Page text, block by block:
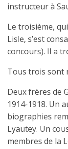
instructeur à
Le troisième,
Lisle, s’est
concours). Il a
Tous trois sont
Deux frères de
1914-1918. Un
biographies
Lyautey. Un
membres de la